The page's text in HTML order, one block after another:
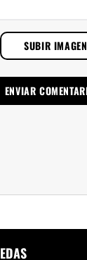
SUBIR IMAGEN